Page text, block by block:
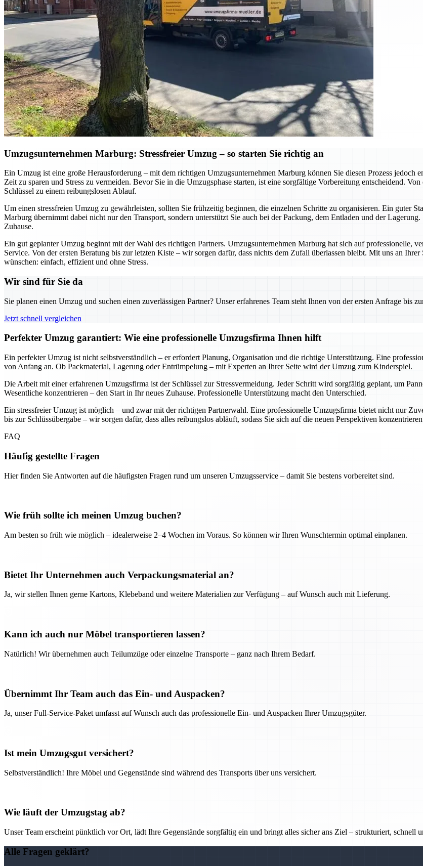
Umzugsunternehmen Marburg: Stressfreier Umzug – so starten Sie richtig an
Ein Umzug ist eine große Herausforderung – mit dem richtigen Umzugsunternehmen Marburg können Sie diesen Prozess jedoch
Zeit zu sparen und Stress zu vermeiden. Bevor Sie in die Umzugsphase starten, ist eine sorgfältige Vorbereitung entscheidend.
Schlüssel zu einem reibungslosen Ablauf.
Um einen stressfreien Umzug zu gewährleisten, sollten Sie frühzeitig beginnen, die einzelnen Schritte zu organisieren. Ein guter
Marburg übernimmt dabei nicht nur den Transport, sondern unterstützt Sie auch bei der Packung, dem Entladen und der
Zuhause.
Ein gut geplanter Umzug beginnt mit der Wahl des richtigen Partners. Umzugsunternehmen Marburg hat sich auf professionelle,
Service. Von der ersten Beratung bis zur letzten Kiste – wir sorgen dafür, dass nichts dem Zufall überlassen bleibt. Mit uns an
wünschen: einfach, effizient und ohne Stress.
Wir sind für Sie da
Sie planen einen Umzug und suchen einen zuverlässigen Partner? Unser erfahrenes Team steht Ihnen von der ersten Anfrage bis
Jetzt schnell vergleichen
Perfekter Umzug garantiert: Wie eine professionelle Umzugsfirma Ihnen hilft
Ein perfekter Umzug ist nicht selbstverständlich – er erfordert Planung, Organisation und die richtige Unterstützung. Eine
von Anfang an. Ob Packmaterial, Lagerung oder Entrümpelung – mit Experten an Ihrer Seite wird der Umzug zum Kinderspiel.
Die Arbeit mit einer erfahrenen Umzugsfirma ist der Schlüssel zur Stressvermeidung. Jeder Schritt wird sorgfältig geplant, um
Wesentliche konzentrieren – den Start in Ihr neues Zuhause. Professionelle Unterstützung macht den Unterschied.
Ein stressfreier Umzug ist möglich – und zwar mit der richtigen Partnerwahl. Eine professionelle Umzugsfirma bietet nicht nur
bis zur Schlüssübergabe – wir sorgen dafür, dass alles reibungslos abläuft, sodass Sie sich auf die neuen Perspektiven
FAQ
Häufig gestellte Fragen
Hier finden Sie Antworten auf die häufigsten Fragen rund um unseren Umzugsservice – damit Sie bestens vorbereitet sind.
Wie früh sollte ich meinen Umzug buchen?
Am besten so früh wie möglich – idealerweise 2–4 Wochen im Voraus. So können wir Ihren Wunschtermin optimal einplanen.
Bietet Ihr Unternehmen auch Verpackungsmaterial an?
Ja, wir stellen Ihnen gerne Kartons, Klebeband und weitere Materialien zur Verfügung – auf Wunsch auch mit Lieferung.
Kann ich auch nur Möbel transportieren lassen?
Natürlich! Wir übernehmen auch Teilumzüge oder einzelne Transporte – ganz nach Ihrem Bedarf.
Übernimmt Ihr Team auch das Ein- und Auspacken?
Ja, unser Full-Service-Paket umfasst auf Wunsch auch das professionelle Ein- und Auspacken Ihrer Umzugsgüter.
Ist mein Umzugsgut versichert?
Selbstverständlich! Ihre Möbel und Gegenstände sind während des Transports über uns versichert.
Wie läuft der Umzugstag ab?
Unser Team erscheint pünktlich vor Ort, lädt Ihre Gegenstände sorgfältig ein und bringt alles sicher ans Ziel – strukturiert, schnell
Alle Fragen geklärt?